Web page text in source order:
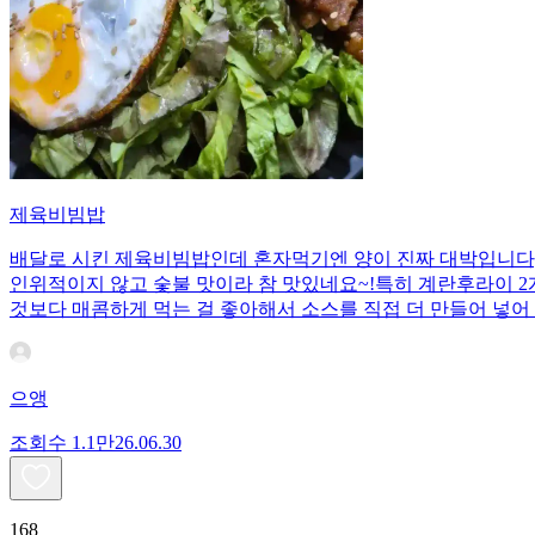
제육비빔밥
배달로 시킨 제육비빔밥인데 혼자먹기엔 양이 진짜 대박입니
인위적이지 않고 숯불 맛이라 참 맛있네요~!특히 계란후라이
것보다 매콤하게 먹는 걸 좋아해서 소스를 직접 더 만들어 넣
으앵
조회수 1.1만26.06.30
168